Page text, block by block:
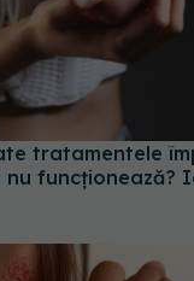
tratamentele
nu funcționează?